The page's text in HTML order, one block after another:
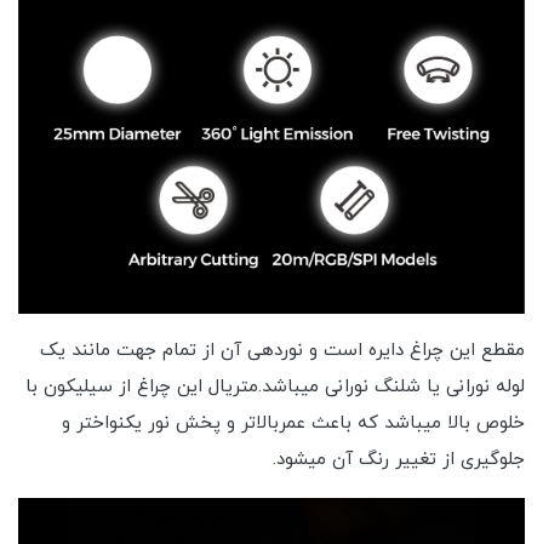
مقطع این چراغ دایره است و نوردهی آن از تمام جهت مانند یک
لوله نورانی یا شلنگ نورانی میباشد.متریال این چراغ از سیلیکون با
خلوص بالا میباشد که باعث عمربالاتر و پخش نور یکنواختر و
جلوگیری از تغییر رنگ آن میشود.